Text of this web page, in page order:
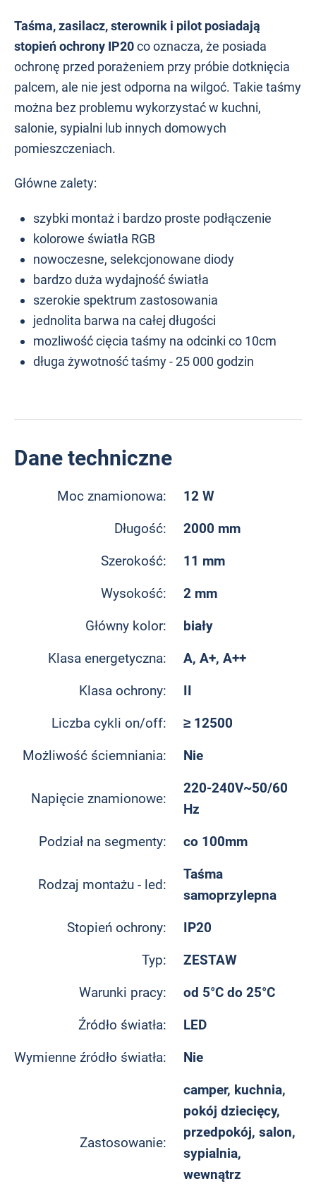
Taśma, zasilacz, sterownik i pilot posiadają
stopień ochrony IP20co oznacza, że posiada
ochronę przed porażeniem przy próbie dotknięcia
palcem, ale nie jest odporna na wilgoć. Takie taśmy
można bez problemu wykorzystać w kuchni,
salonie, sypialni lub innych domowych
pomieszczeniach.
Główne zalety:
szybki montaż i bardzo proste podłączenie
kolorowe światła RGB
nowoczesne, selekcjonowane diody
bardzo duża wydajność światła
szerokie spektrum zastosowania
jednolita barwa na całej długości
mozliwość cięcia taśmy na odcinki co 10cm
długa żywotność taśmy - 25 000 godzin
Dane techniczne
Moc znamionowa: 12 W
Długość: 2000 mm
Szerokość: 11 mm
Wysokość: 2 mm
Główny kolor: biały
Klasa energetyczna: A, A+, A++
Klasa ochrony: II
Liczba cykli on/off: ≥ 12500
Możliwość ściemniania: Nie
Napięcie znamionowe:
220-240V~50/60
Hz
Podział na segmenty: co 100mm
Rodzaj montażu - led:
Taśma
samoprzylepna
Stopień ochrony: IP20
Typ: ZESTAW
Warunki pracy: od 5°C do 25°C
Źródło światła: LED
Wymienne źródło światła: Nie
Zastosowanie:
camper, kuchnia,
pokój dziecięcy,
przedpokój, salon,
sypialnia,
wewnątrz